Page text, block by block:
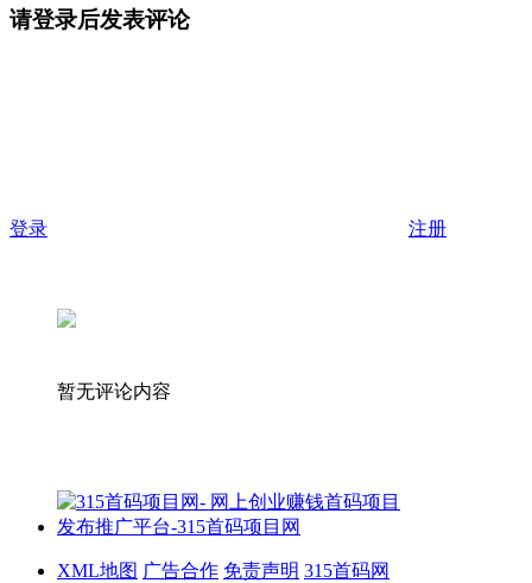
请登录后发表评论
登录 注册
暂无评论内容
XML地图 广告合作 免责声明 315首码网